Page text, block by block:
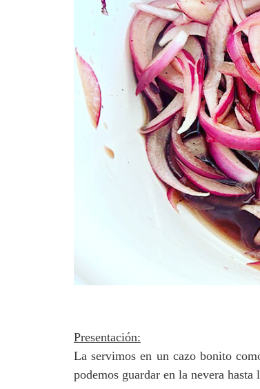
Presentación:
La servimos en un cazo bonito
podemos guardar en la nevera